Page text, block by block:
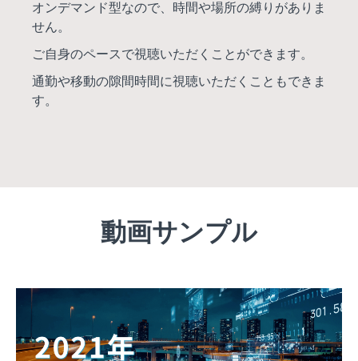
オンデマンド型なので、時間や場所の縛りがありま
せん。
ご自身のペースで視聴いただくことができます。
通勤や移動の隙間時間に視聴いただくこともできま
す。
動画サンプル